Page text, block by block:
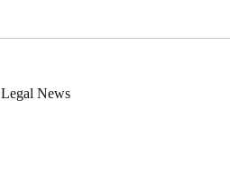
Legal News